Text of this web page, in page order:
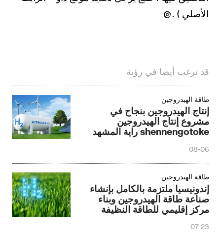
الأصلي ) .
قد ترغب أيضا في رؤية
طاقة الهيدروجين
إنتاج الهيدروجين بنجاح في
مشروع إنتاج الهيدروجين
shennengotoke راية المشهد
08-06
طاقة الهيدروجين
إندونيسيا ملتزمة بالكامل بإنشاء
صناعة طاقة الهيدروجين وبناء
مركز إقليمي للطاقة النظيفة
07-23